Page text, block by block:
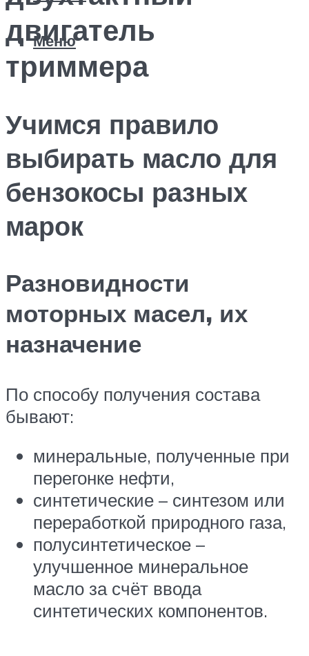
Меню
двигатель
триммера
Учимся правило
выбирать масло для
бензокосы разных
марок
Разновидности
моторных масел, их
назначение
По способу получения состава
бывают:
минеральные, полученные при
перегонке нефти,
синтетические – синтезом или
переработкой природного газа,
полусинтетическое –
улучшенное минеральное
масло за счёт ввода
синтетических компонентов.